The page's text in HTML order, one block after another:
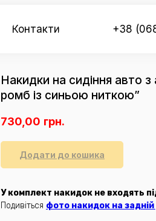
Контакти +38
Накидки на сидіння авто
ромб із синьою ниткою”
730,00 грн.
Додати до кошика
У комплект накидок не входять
Подивіться фото накидок на задній